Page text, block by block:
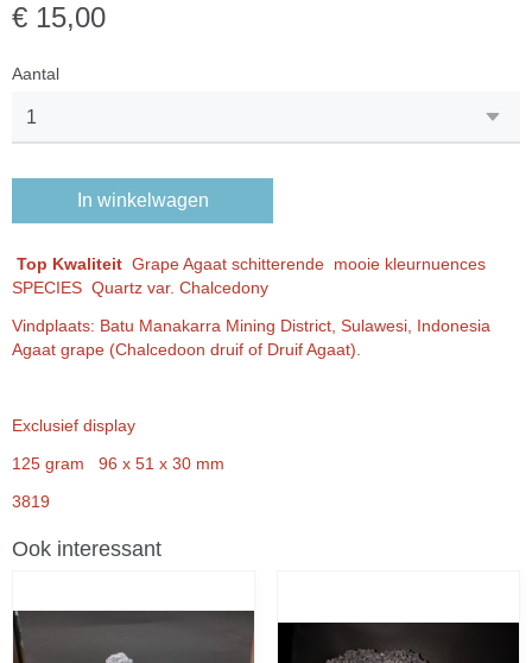
€ 15,00
Aantal
In winkelwagen
Top Kwaliteit Grape Agaat schitterende mooie kleurnuences
SPECIES Quartz var. Chalcedony
Vindplaats: Batu Manakarra Mining District, Sulawesi, Indonesia
Agaat grape (Chalcedoon druif of Druif Agaat).
Exclusief display
125 gram 96 x 51 x 30 mm
3819
Ook interessant